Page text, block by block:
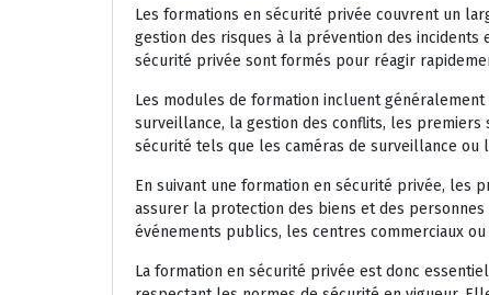
Les formations en sécurité privée couvrent un
gestion des risques à la prévention des incidents
sécurité privée sont formés pour réagir
Les modules de formation incluent
surveillance, la gestion des conflits, les premiers
sécurité tels que les caméras de surveillance ou
En suivant une formation en sécurité privée, les
assurer la protection des biens et des
événements publics, les centres commerciaux
La formation en sécurité privée est donc